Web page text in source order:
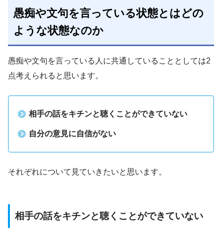
愚痴や文句を言っている状態とはどの
ような状態なのか
愚痴や文句を言っている人に共通していることとしては2
点考えられると思います。
相手の話をキチンと聴くことができていない
自分の意見に自信がない
それぞれについて見ていきたいと思います。
相手の話をキチンと聴くことができていない